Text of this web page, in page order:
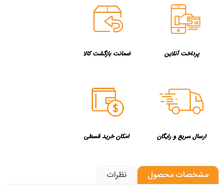
پرداخت آنلاین ضمانت بازگشت کالا
ارسال سریع و رایگان امکان خرید قسطی
مشخصات محصول نظرات